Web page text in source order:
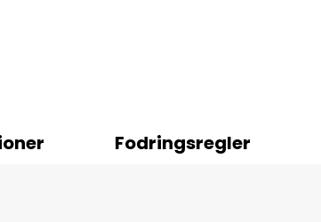
Fodringsregler